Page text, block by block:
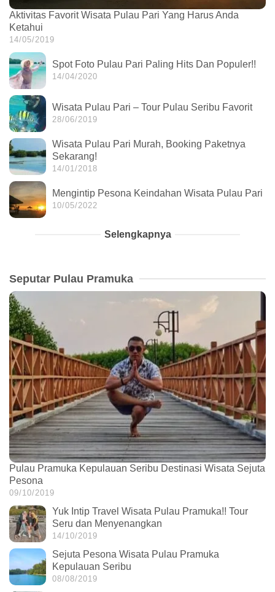
Aktivitas Favorit Wisata Pulau Pari Yang Harus Anda
Ketahui
14/05/2019
Spot Foto Pulau Pari Paling Hits Dan Populer!!
14/04/2020
Wisata Pulau Pari – Tour Pulau Seribu Favorit
28/06/2019
Wisata Pulau Pari Murah, Booking Paketnya
Sekarang!
14/01/2018
Mengintip Pesona Keindahan Wisata Pulau Pari
10/05/2022
Selengkapnya
Seputar Pulau Pramuka
Pulau Pramuka Kepulauan Seribu Destinasi Wisata Sejuta
Pesona
09/10/2019
Yuk Intip Travel Wisata Pulau Pramuka!! Tour
Seru dan Menyenangkan
14/10/2019
Sejuta Pesona Wisata Pulau Pramuka
Kepulauan Seribu
08/08/2019